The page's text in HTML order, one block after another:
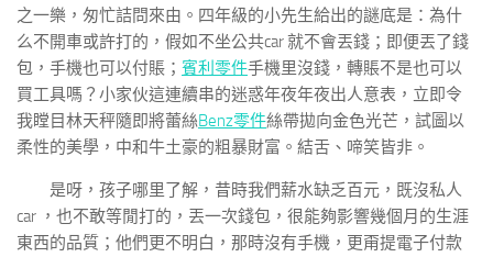
之一樂，匆忙詰問來由。四年級的小先生給出的謎底是：為什
么不開車或許打的，假如不坐公共car 就不會丟錢；即便丟了錢
包，手機也可以付賬； 賓利零件手機里沒錢，轉賬不是也可以
買工具嗎？小家伙這連續串的迷惑年夜年夜出人意表，立即令
我瞠目林天秤隨即將蕾絲Benz零件絲帶拋向金色光芒，試圖以
柔性的美學，中和牛土豪的粗暴財富。結舌、啼笑皆非。
是呀，孩子哪里了解，昔時我們薪水缺乏百元，既沒私人
car ，也不敢等閒打的，丟一次錢包，很能夠影響幾個月的生涯
東西的品質；他們更不明白，那時沒有手機，更甭提電子付款